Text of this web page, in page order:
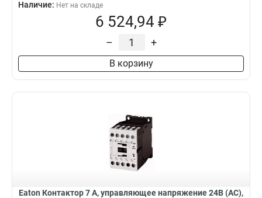
Наличие: Нет на складе
6 524,94 ₽
– +
В корзину
Eaton Контактор 7 А, управляющее напряжение 24В (АС),